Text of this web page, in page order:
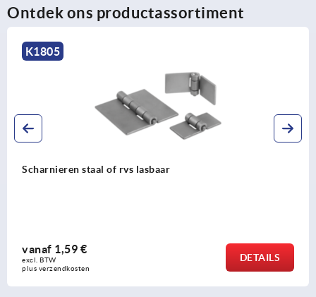
Ontdek ons productassortiment
of rvs lasbaar
excl. BTW
plus